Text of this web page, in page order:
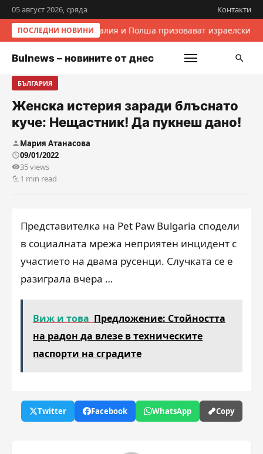
05 август 2026, сряда Контакти
ПОСЛЕДНИ НОВИНИИталия и Полша призовават
Bulnews – новините от днес
БЪЛГАРИЯ
Женска истерия заради блъснато
куче: Нещастник! Да пукнеш дано!
Мария Атанасова
09/01/2022
35 views
1 min read
Представителка на Pet Paw Bulgaria сподели
в социалната мрежа неприятен инцидент с
участието на двама русенци. Случката се е
разиграла вчера …
Виж и това Предложение: Стойността
на радон да влезе в техническите
паспорти на сградите
Twitter Facebook WhatsApp Copy